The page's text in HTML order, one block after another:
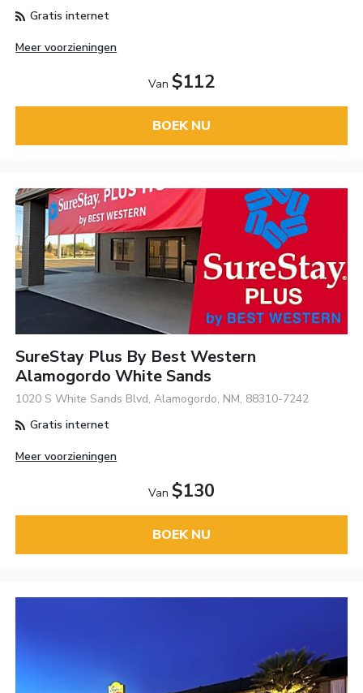
Gratis internet
Meer voorzieningen
Van $112
BOEK NU
SureStay Plus By Best Western
Alamogordo White Sands
1020 S White Sands Blvd, Alamogordo, NM, 88310-7242
Gratis internet
Meer voorzieningen
Van $130
BOEK NU